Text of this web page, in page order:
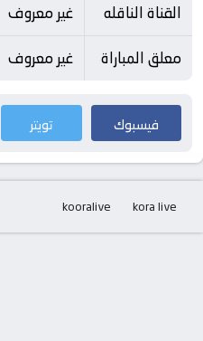
القناة الناقله
غير معروف
معلق المباراة
غير معروف
فيسبوك تويتر
kora live
kooralive